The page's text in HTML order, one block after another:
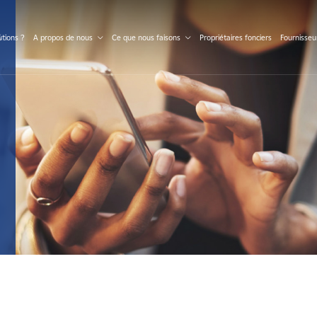
? A propos de nous Ce que nous faisons Propriétaires fonciers